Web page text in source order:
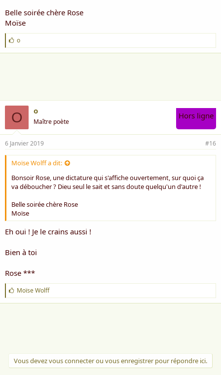
Belle soirée chère Rose
Moïse
J
'
a
o
O o
Maître poète
Hors ligne
6 Janvier 2019 #16
Moïse Wolff a dit:
Bonsoir Rose, une dictature qui s'affiche ouvertement, sur quoi ça
va déboucher ? Dieu seul le sait et sans doute quelqu'un d'autre !
Belle soirée chère Rose
Moïse
Eh oui ! Je le crains aussi !
Bien à toi
Rose ***
J
'
a
Moïse Wolff
Vous devez vous connecter ou vous enregistrer pour répondre ici.